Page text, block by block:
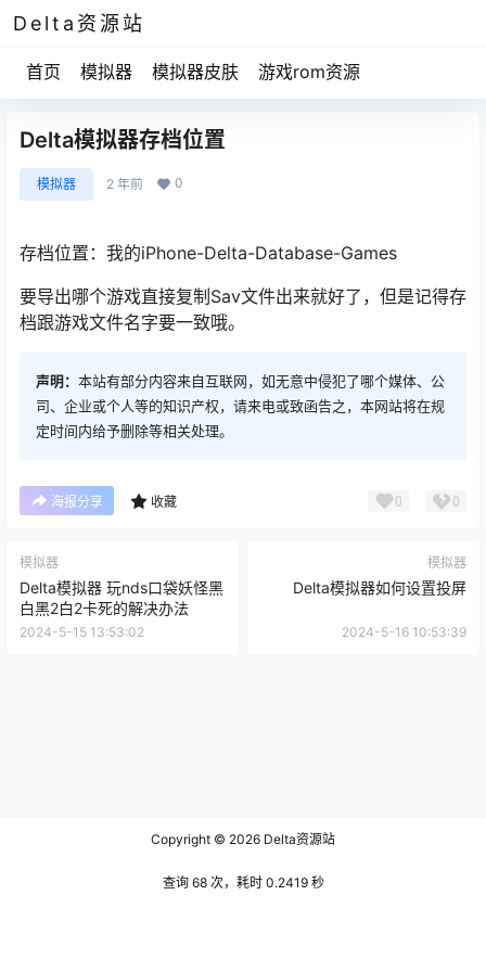
Delta资源站
首页 模拟器 模拟器皮肤 游戏rom资源
Delta模拟器存档位置
模拟器 2 年前 0
存档位置：我的iPhone-Delta-Database-Games
要导出哪个游戏直接复制Sav文件出来就好了，但是记得存
档跟游戏文件名字要一致哦。
声明： 本站有部分内容来自互联网，如无意中侵犯了哪个媒体、公
司、企业或个人等的知识产权，请来电或致函告之，本网站将在规
定时间内给予删除等相关处理。
海报分享 收藏 0 0
模拟器
Delta模拟器 玩nds口袋妖怪黑
白黑2白2卡死的解决办法
2024-5-15 13:53:02
模拟器
Delta模拟器如何设置投屏
2024-5-16 10:53:39
Copyright © 2026 Delta资源站
查询 68 次，耗时 0.2419 秒